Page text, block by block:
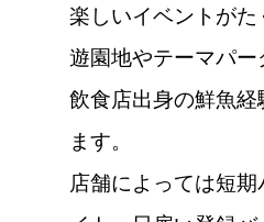
楽しいイベントが
遊園地やテーマパ
飲食店出身の鮮魚
ます。
店舗によっては短